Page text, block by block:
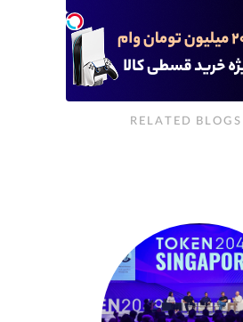
RELATED BLOGS